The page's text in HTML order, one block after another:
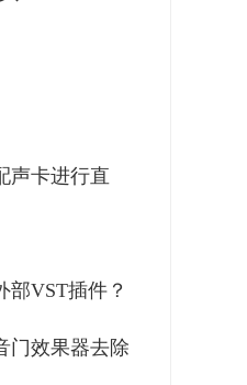
声卡进行直
部VST插件？
门效果器去除